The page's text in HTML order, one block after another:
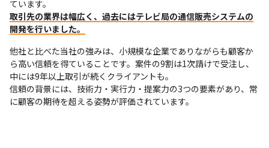
取引先の業界は幅広く、過去にはテレビ局の通信販売システムの
開発を行いました。
他社と比べた当社の強みは、小規模な企業でありながらも顧客か
ら高い信頼を得ていることです。案件の9割は1次請けで受注し、
中には9年以上取引が続くクライアントも。
信頼の背景には、技術力・実行力・提案力の3つの要素があり、常
に顧客の期待を超える姿勢が評価されています。